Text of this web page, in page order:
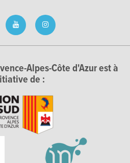
Alpes-Côte d'Azur est à
de :